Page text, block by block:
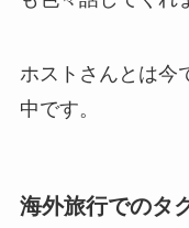
ホストさんとは今
中です。
海外旅行でのタ